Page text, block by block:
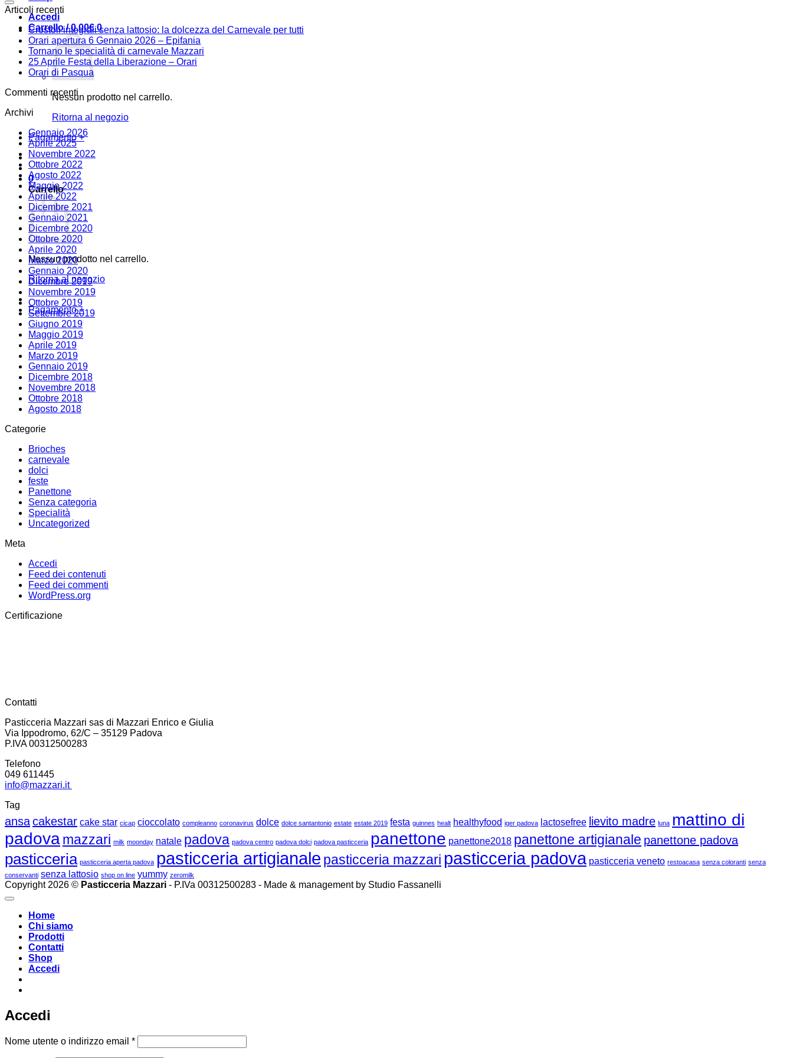
Accedi
Carrello /0,00€ 0
Nessun prodotto nel carrello.
Ritorna al negozio
Pagamento +
0
Carrello
Nessun prodotto nel carrello.
Ritorna al negozio
Pagamento +
Articoli recenti
Crostoli integrali senza lattosio: la dolcezza del Carnevale per tutti
Orari apertura 6 Gennaio 2026 – Epifania
Tornano le specialità di carnevale Mazzari
25 Aprile Festa della Liberazione – Orari
Orari di Pasqua
Commenti recenti
Archivi
Gennaio 2026
Aprile 2025
Novembre 2022
Ottobre 2022
Agosto 2022
Maggio 2022
Aprile 2022
Dicembre 2021
Gennaio 2021
Dicembre 2020
Ottobre 2020
Aprile 2020
Marzo 2020
Gennaio 2020
Dicembre 2019
Novembre 2019
Ottobre 2019
Settembre 2019
Giugno 2019
Maggio 2019
Aprile 2019
Marzo 2019
Gennaio 2019
Dicembre 2018
Novembre 2018
Ottobre 2018
Agosto 2018
Categorie
Brioches
carnevale
dolci
feste
Panettone
Senza categoria
Specialità
Uncategorized
Meta
Accedi
Feed dei contenuti
Feed dei commenti
WordPress.org
Certificazione
Contatti
Pasticceria Mazzari sas di Mazzari Enrico e Giulia
Via Ippodromo, 62/C – 35129 Padova
P.IVA 00312500283
Telefono
049 611445
info@mazzari.it
Tag
ansacakestar cake star cicap cioccolato compleanno coronavirus dolce dolce santantonio estate estate 2019 festa guinnes healt healthyfood iger padova lactosefree lievito madre luna mattino di
padovamazzari milk moonday natale padova padova centro padova dolci padova pasticceria panettone panettone2018 panettone artigianale panettone padova
pasticceria pasticceria aperta padova pasticceria artigianale pasticceria mazzari pasticceria padova pasticceria veneto restoacasa senza coloranti senza
conservanti senza lattosio shop on line yummy zeromilk
Copyright 2026 © Pasticceria Mazzari - P.IVa 00312500283 - Made & management by Studio Fassanelli
Home
Chi siamo
Prodotti
Contatti
Shop
Accedi
Accedi
Nome utente o indirizzo email *Richiesto